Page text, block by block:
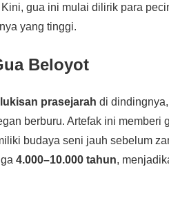
gua ini mulai dilirik para
yang tinggi.
Beloyot
lukisan prasejarah di
berburu. Artefak ini memberi
budaya seni jauh sebelum
4.000–10.000 tahun,